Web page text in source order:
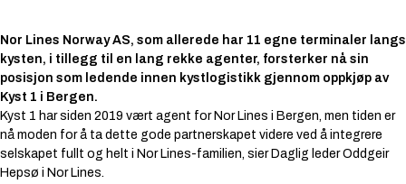
Nor Lines Norway AS, som allerede har 11 egne terminaler langs
kysten, i tillegg til en lang rekke agenter, forsterker nå sin
posisjon som ledende innen kystlogistikk gjennom oppkjøp av
Kyst 1 i Bergen.
Kyst 1 har siden 2019 vært agent for Nor Lines i Bergen, men tiden er
nå moden for å ta dette gode partnerskapet videre ved å integrere
selskapet fullt og helt i Nor Lines-familien, sier Daglig leder Oddgeir
Hepsø i Nor Lines.